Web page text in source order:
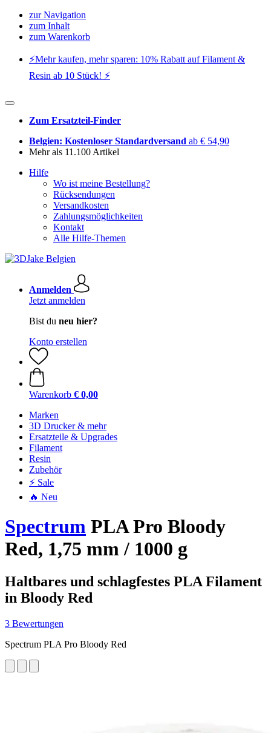
zur Navigation
zum Inhalt
zum Warenkorb
⚡️Mehr kaufen, mehr sparen: 10% Rabatt auf Filament &
Resin ab 10 Stück! ⚡️
Zum Ersatzteil-Finder
Belgien: Kostenloser Standardversand ab € 54,90
Mehr als 11.100 Artikel
Hilfe
Wo ist meine Bestellung?
Rücksendungen
Versandkosten
Zahlungsmöglichkeiten
Kontakt
Alle Hilfe-Themen
Anmelden
Jetzt anmelden
Bist du neu hier?
Konto erstellen
Warenkorb € 0,00
Marken
3D Drucker & mehr
Ersatzteile & Upgrades
Filament
Resin
Zubehör
⚡ Sale
🔥 Neu
Spectrum PLA Pro Bloody
Red, 1,75 mm / 1000 g
Haltbares und schlagfestes PLA Filament
in Bloody Red
3 Bewertungen
Spectrum PLA Pro Bloody Red